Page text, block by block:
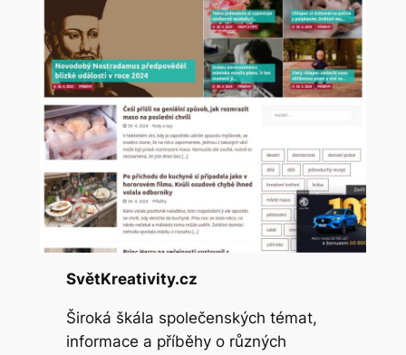
SvětKreativity.cz
Široká škála společenských témat,
informace a příběhy o různých